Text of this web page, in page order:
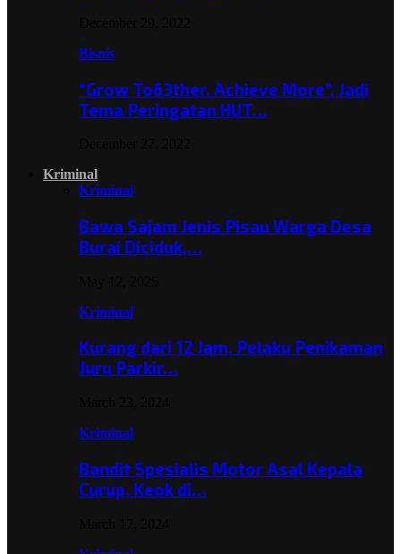
Bisnis
“Grow To63ther, Achieve More”, Jadi
Tema Peringatan HUT…
Kriminal
Kriminal
Bawa Sajam Jenis Pisau Warga Desa
Burai Diciduk,…
Kriminal
Kurang dari 12 Jam, Pelaku Penikaman
Juru Parkir…
Kriminal
Bandit Spesialis Motor Asal Kepala
Curup, Keok di…